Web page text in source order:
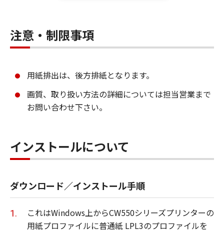
（以下、本ソフトウエア商品といいます。）
とは、本媒体または提供された圧縮ファイル
メント及びその他全てのファイル類を指し、
甲が指定する特定のサービスを通じて提供さ
れる可能性のある本ソフトウエア商品の改良
版を含みます。
ータの記憶装置又はメモリーに搭載し、また
はCPUで実行することを指します。
をハードディスクドライブ又は 同類の保管装
置に実行可能な形態でコピーすることを指し
ます。
注意・制限事項
用紙排出は、後方排紙となります。
画質、取り扱い方法の詳細については担当営業まで
お問い合わせ下さい。
インストールについて
ダウンロード／インストール手順
これはWindows上からCW550シリーズプリンターの
用紙プロファイルに普通紙 LPL3のプロファイルを